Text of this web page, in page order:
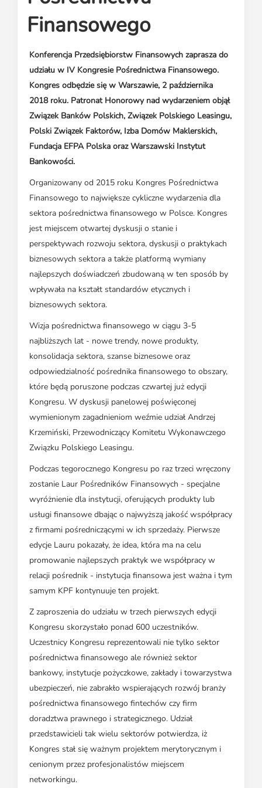
Partnerzy ZPL
Subskrybuj Leaseletter
Materiały do pobrania
Kontakt dla mediów
Finansowego
Konferencja Przedsiębiorstw Finansowych zaprasza do
udziału w IV Kongresie Pośrednictwa Finansowego.
Kongres odbędzie się w Warszawie, 2 października
2018 roku. Patronat Honorowy nad wydarzeniem objął
Związek Banków Polskich, Związek Polskiego Leasingu,
Polski Związek Faktorów, Izba Domów Maklerskich,
Fundacja EFPA Polska oraz Warszawski Instytut
Bankowości.
Organizowany od 2015 roku Kongres Pośrednictwa
Finansowego to największe cykliczne wydarzenia dla
sektora pośrednictwa finansowego w Polsce. Kongres
jest miejscem otwartej dyskusji o stanie i
perspektywach rozwoju sektora, dyskusji o praktykach
biznesowych sektora a także platformą wymiany
najlepszych doświadczeń zbudowaną w ten sposób by
wpływała na kształt standardów etycznych i
biznesowych sektora.
Wizja pośrednictwa finansowego w ciągu 3-5
najbliższych lat - nowe trendy, nowe produkty,
konsolidacja sektora, szanse biznesowe oraz
odpowiedzialność pośrednika finansowego to obszary,
które będą poruszone podczas czwartej już edycji
Kongresu. W dyskusji panelowej poświęconej
wymienionym zagadnieniom weźmie udział Andrzej
Krzemiński, Przewodniczący Komitetu Wykonawczego
Związku Polskiego Leasingu.
Podczas tegorocznego Kongresu po raz trzeci wręczony
zostanie Laur Pośredników Finansowych - specjalne
wyróżnienie dla instytucji, oferujących produkty lub
usługi finansowe dbając o najwyższą jakość współpracy
z firmami pośredniczącymi w ich sprzedaży. Pierwsze
edycje Lauru pokazały, że idea, która ma na celu
promowanie najlepszych praktyk we współpracy w
relacji pośrednik - instytucja finansowa jest ważna i tym
samym KPF kontynuuje ten projekt.
Z zaproszenia do udziału w trzech pierwszych edycji
Kongresu skorzystało ponad 600 uczestników.
Uczestnicy Kongresu reprezentowali nie tylko sektor
pośrednictwa finansowego ale również sektor
bankowy, instytucje pożyczkowe, zakłady i towarzystwa
ubezpieczeń, nie zabrakło wspierających rozwój branży
pośrednictwa finansowego fintechów czy firm
doradztwa prawnego i strategicznego. Udział
przedstawicieli tak wielu sektorów potwierdza, iż
Kongres stał się ważnym projektem merytorycznym i
cenionym przez profesjonalistów miejscem
networkingu.